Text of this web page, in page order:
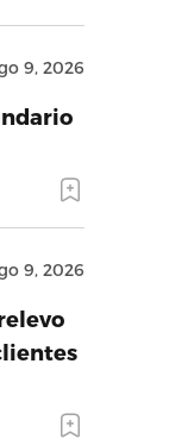
9, 2026
9, 2026